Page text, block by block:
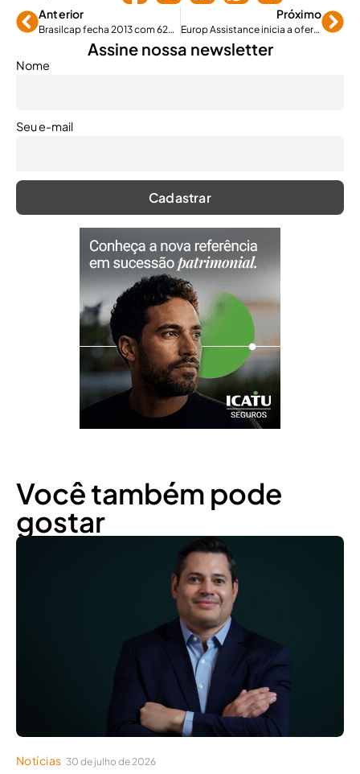
Anterior
Brasilcap fecha 2013 com 62% de crescimento
Próximo
Europ Assistance inicia a oferta de Assistência Fitness
Assine nossa newsletter
Nome
Seu e-mail
Você também pode
gostar
Notícias 30 de julho de 2026